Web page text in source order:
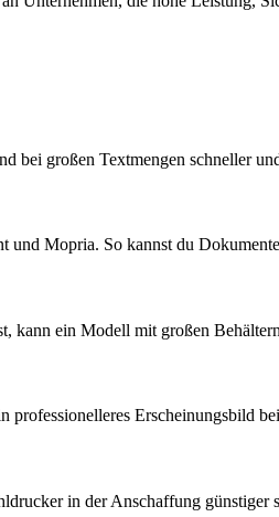
bei großen Textmengen schneller
Mopria. So kannst du
kann ein Modell mit großen
Erscheinungsbild
in der Anschaffung günstiger